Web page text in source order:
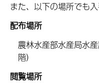
また、以下の場所でも
配布場所
農林水産部水産局水
階）
閲覧場所